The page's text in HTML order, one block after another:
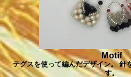
Motif
テグスを使って編んだデザイン。 針
す。